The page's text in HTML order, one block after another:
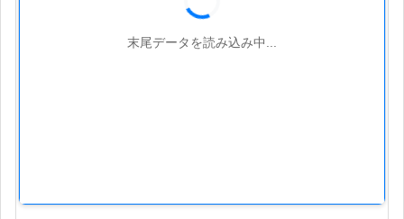
末尾データを読み込み中...